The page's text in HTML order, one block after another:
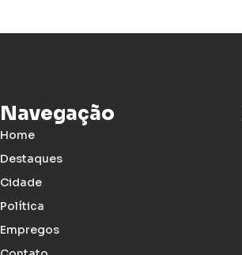
Navegação
Home
Destaques
Cidade
Política
Empregos